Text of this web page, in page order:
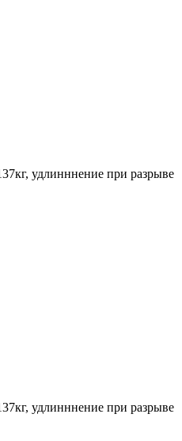
удлинннение при разрыве
удлинннение при разрыве